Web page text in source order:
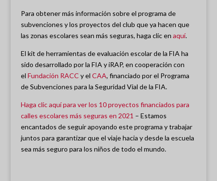
Para obtener más información sobre el programa de
subvenciones y los proyectos del club que ya hacen que
las zonas escolares sean más seguras, haga clic en aquí.
El kit de herramientas de evaluación escolar de la FIA ha
sido desarrollado por la FIA y iRAP, en cooperación con
el Fundación RACC y el CAA, financiado por el Programa
de Subvenciones para la Seguridad Vial de la FIA.
Haga clic aquí para ver los 10 proyectos financiados para
calles escolares más seguras en 2021 – Estamos
encantados de seguir apoyando este programa y trabajar
juntos para garantizar que el viaje hacia y desde la escuela
sea más seguro para los niños de todo el mundo.